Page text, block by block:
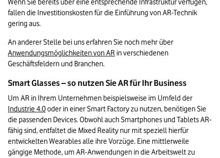
Wenn Sie bereits über eine entsprechende Infrastruktur verfügen,
fallen die Investitionskosten für die Einführung von AR-Technik
gering aus.
Anwendungsmöglichkeiten von AR in verschiedenen
Geschäftsfeldern und Branchen.
Smart Glasses – so nutzen Sie AR für Ihr Business
Industrie 4.0 oder in einer Smart Factory zu nutzen, benötigen Sie
die passenden Devices. Obwohl auch Smartphones und Tablets AR-
fähig sind, entfaltet die Mixed Reality nur mit speziell hierfür
entwickelten Wearables alle ihre Vorzüge. Eine mittlerweile
gängige Methode, um AR-Anwendungen in die Arbeitswelt zu